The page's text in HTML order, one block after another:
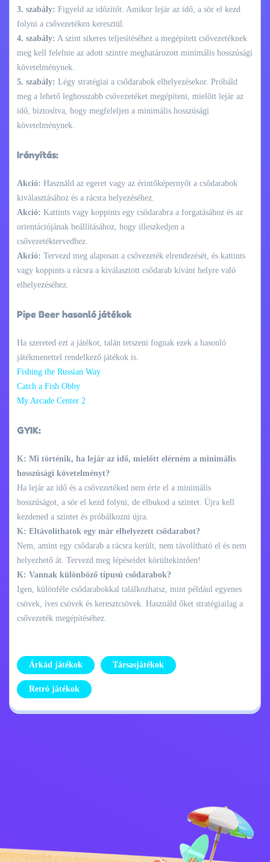
3. szabály: Figyeld az időzítőt. Amikor lejár az idő, a sör el kezd
folyni a csővezetéken keresztül.
4. szabály: A szint sikeres teljesítéséhez a megépített csővezetéknek
meg kell felelnie az adott szintre meghatározott minimális hosszúsági
követelménynek.
5. szabály: Légy stratégiai a csődarabok elhelyezésekor. Próbáld
meg a lehető leghosszabb csővezetéket megépíteni, mielőtt lejár az
idő, biztosítva, hogy megfeleljen a minimális hosszúsági
követelménynek.
Irányítás:
Akció: Használd az egeret vagy az érintőképernyőt a csődarabok
kiválasztásához és a rácsra helyezéséhez.
Akció: Kattints vagy koppints egy csődarabra a forgatásához és az
orientációjának beállításához, hogy illeszkedjen a
csővezetéktervedhez.
Akció: Tervezd meg alaposan a csővezeték elrendezését, és kattints
vagy koppints a rácsra a kiválasztott csődarab kívánt helyre való
elhelyezéséhez.
Pipe Beer hasonló játékok
Ha szereted ezt a játékot, talán tetszeni fognak ezek a hasonló
játékmenettel rendelkező játékok is.
Fishing the Russian Way
Catch a Fish Obby
My Arcade Center 2
GYIK:
K: Mi történik, ha lejár az idő, mielőtt elérném a minimális
hosszúsági követelményt?
Ha lejár az idő és a csővezetéked nem érte el a minimális
hosszúságot, a sör el kezd folyni, de elbukod a szintet. Újra kell
kezdened a szintet és próbálkozni újra.
K: Eltávolíthatok egy már elhelyezett csődarabot?
Nem, amint egy csődarab a rácsra került, nem távolítható el és nem
helyezhető át. Tervezd meg lépéseidet körültekintően!
K: Vannak különböző típusú csődarabok?
Igen, különféle csődarabokkal találkozhatsz, mint például egyenes
csövek, íves csövek és keresztcsövek. Használd őket stratégiailag a
csővezeték megépítéséhez.
Árkád játékok Társasjátékok
Retró játékok